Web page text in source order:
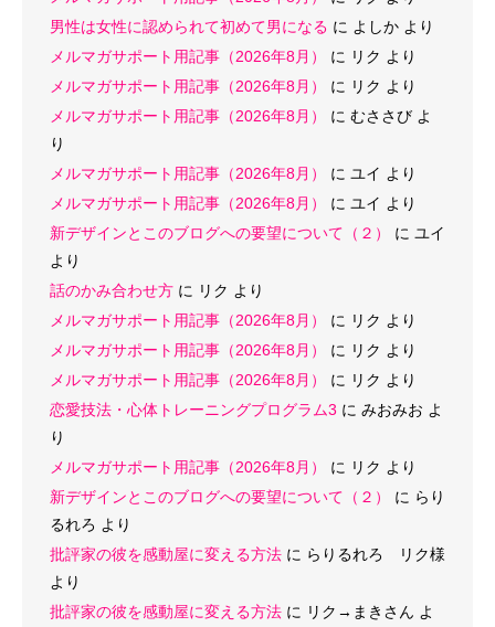
男性は女性に認められて初めて男になる に よしか より
メルマガサポート用記事（2026年8月）
に リク より
メルマガサポート用記事（2026年8月）
に リク より
メルマガサポート用記事（2026年8月）
に むささび よ
り
メルマガサポート用記事（2026年8月）
に ユイ より
メルマガサポート用記事（2026年8月）
に ユイ より
新デザインとこのブログへの要望について（２）
に ユイ
より
話のかみ合わせ方 に リク より
メルマガサポート用記事（2026年8月）
に リク より
メルマガサポート用記事（2026年8月）
に リク より
メルマガサポート用記事（2026年8月）
に リク より
恋愛技法・心体トレーニングプログラム3 に みおみお よ
り
メルマガサポート用記事（2026年8月）
に リク より
新デザインとこのブログへの要望について（２）
に らり
るれろ より
批評家の彼を感動屋に変える方法 に らりるれろ リク様
より
批評家の彼を感動屋に変える方法 に リク→まきさん よ